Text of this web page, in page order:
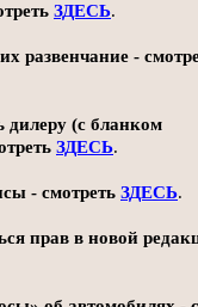
ЗДЕСЬ.
развенчание -
дилеру (с бланком
ЗДЕСЬ.
- смотреть ЗДЕСЬ.
прав в новой